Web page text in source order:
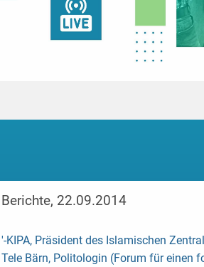
Berichte, 22.09.2014
'-KIPA, Präsident des Islamischen
Tele Bärn, Politologin (Forum für einen